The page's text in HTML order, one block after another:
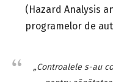
(Hazard Analysis
programelor de
„Controalele s-au